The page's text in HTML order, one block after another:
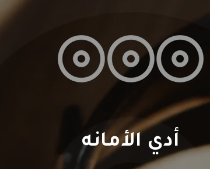
أدي الأمانه